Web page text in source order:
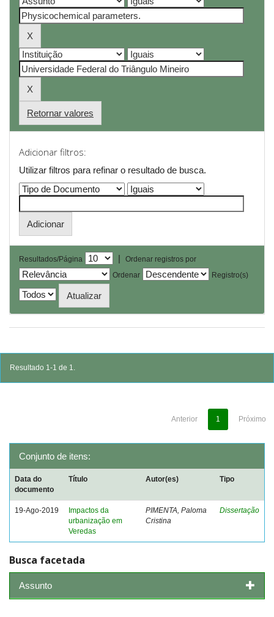
Retornar valores
Adicionar filtros:
Utilizar filtros para refinar o resultado de busca.
Resultados/Página |
Ordenar registros por
Ordenar
Registro(s)
Resultado 1-1 de 1.
Anterior 1 Próximo
Conjunto de itens:
Data do
documento
Título Autor(es) Tipo
19-Ago-2019
Impactos da
urbanização em
Veredas
PIMENTA, Paloma
Cristina
Dissertação
Busca facetada
Assunto